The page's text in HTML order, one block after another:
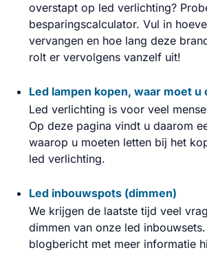
overstapt op led verlichting?
besparingscalculator. Vul in
vervangen en hoe lang deze
rolt er vervolgens vanzelf uit!
Led lampen kopen, waar moet u
Led verlichting is voor veel
Op deze pagina vindt u daarom
waarop u moeten letten bij het
led verlichting.
Led inbouwspots (dimmen)
We krijgen de laatste tijd veel
dimmen van onze led
blogbericht met meer informatie